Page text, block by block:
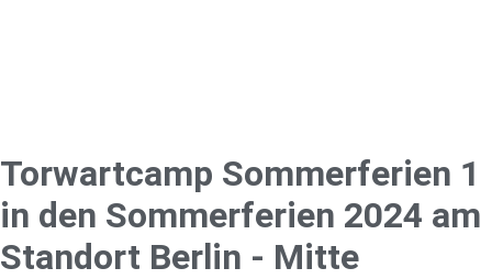
Torwartcamp Sommerferien 1
in den Sommerferien 2024 am
Standort Berlin - Mitte